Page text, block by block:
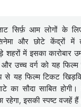
सिर्फ़ आम लोगों के
और छोटे केंद्रों में
में इसका कारोबार
और उच्च वर्ग को यह
यह फिल्म टिकट
का सौदा साबित होगी।
रहेगा, इसकी स्पष्ट वजहें